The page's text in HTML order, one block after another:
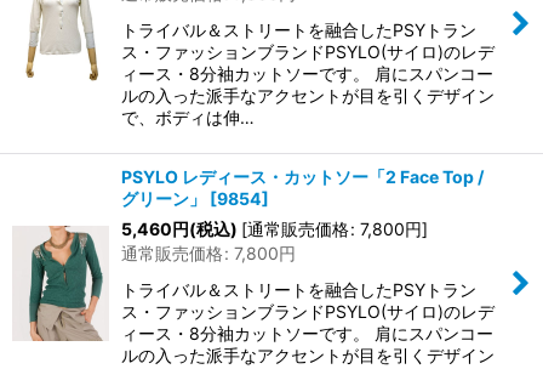
トライバル＆ストリートを融合したPSYトラン
ス・ファッションブランドPSYLO(サイロ)のレデ
ィース・8分袖カットソーです。 肩にスパンコー
ルの入った派手なアクセントが目を引くデザイン
で、ボディは伸…
PSYLO レディース・カットソー「2 Face Top /
グリーン」
[9854]
5,460円(税込) [通常販売価格: 7,800円]
通常販売価格: 7,800円
トライバル＆ストリートを融合したPSYトラン
ス・ファッションブランドPSYLO(サイロ)のレデ
ィース・8分袖カットソーです。 肩にスパンコー
ルの入った派手なアクセントが目を引くデザイン